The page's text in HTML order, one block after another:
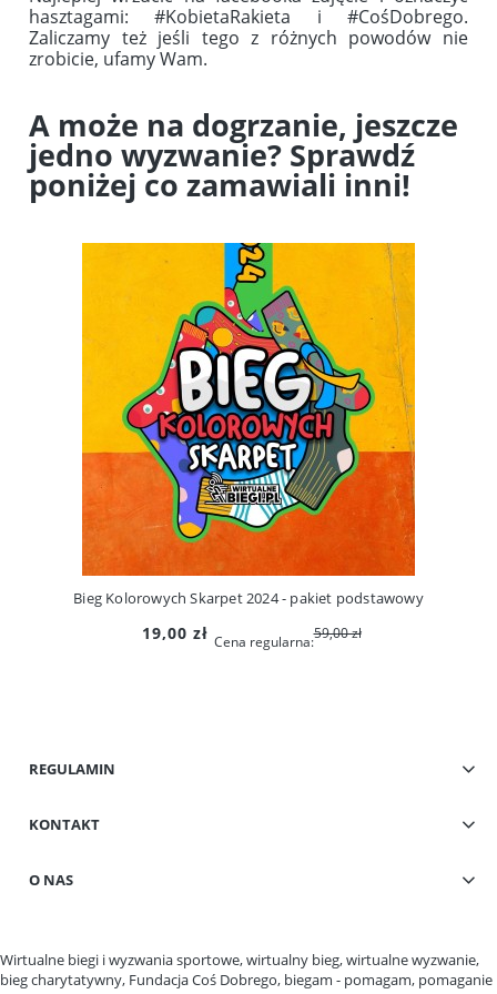
hasztagami: #KobietaRakieta i #CośDobrego.
Zaliczamy też jeśli tego z różnych powodów nie
zrobicie, ufamy Wam.
A może na dogrzanie, jeszcze
jedno wyzwanie? Sprawdź
poniżej co zamawiali inni!
Bieg Kolorowych Skarpet 2024 - pakiet podstawowy
19,00 zł Cena regularna:59,00 zł
REGULAMIN
KONTAKT
O NAS
Wirtualne biegi i wyzwania sportowe, wirtualny bieg, wirtualne wyzwanie,
bieg charytatywny, Fundacja Coś Dobrego, biegam - pomagam, pomaganie